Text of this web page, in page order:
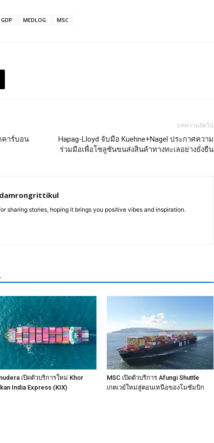
GDP MEDLOG MSC
คาร์บอน
บทความถัดไป
Hapag-Lloyd จับมือ Kuehne+Nagel ประกาศความ
ร่วมมือเพื่อโซลูชันขนส่งสินค้าทางทะเลอย่างยั่งยืน
sharing stories, hoping it brings you positive vibes and inspiration.
เปิดตัวบริการใหม่ Khor
India Express (KIX)
MSC เปิดตัวบริการ Afungi Shuttle
เกตเวย์ใหม่สู่ตอนเหนือของโมซัมบิก